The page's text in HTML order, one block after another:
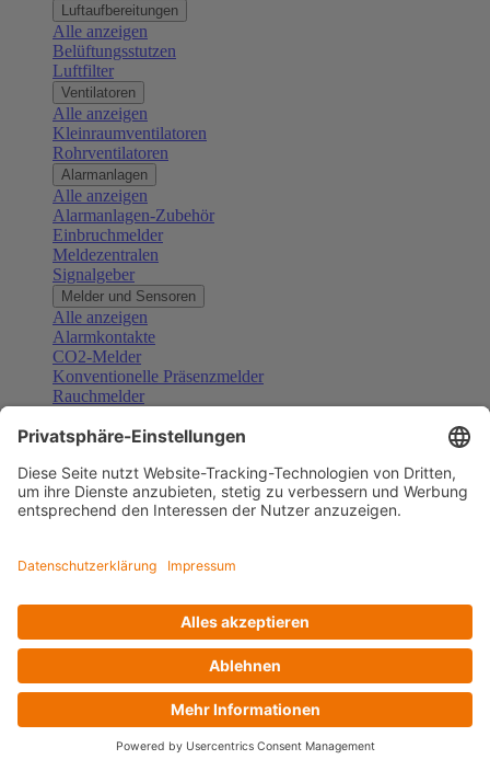
Luftaufbereitungen
Alle anzeigen
Belüftungsstutzen
Luftfilter
Ventilatoren
Alle anzeigen
Kleinraumventilatoren
Rohrventilatoren
Alarmanlagen
Alle anzeigen
Alarmanlagen-Zubehör
Einbruchmelder
Meldezentralen
Signalgeber
Melder und Sensoren
Alle anzeigen
Alarmkontakte
CO2-Melder
Konventionelle Präsenzmelder
Rauchmelder
Gefahrenmelder
Türsprechanlagen
Alle anzeigen
Außenstationen
Klingeltaster und Gongs
Sprechanlagen-Sets
Zubehör Türkommunikation
Videoüberwachung
Zubehör Videoüberwachung
Alle anzeigen